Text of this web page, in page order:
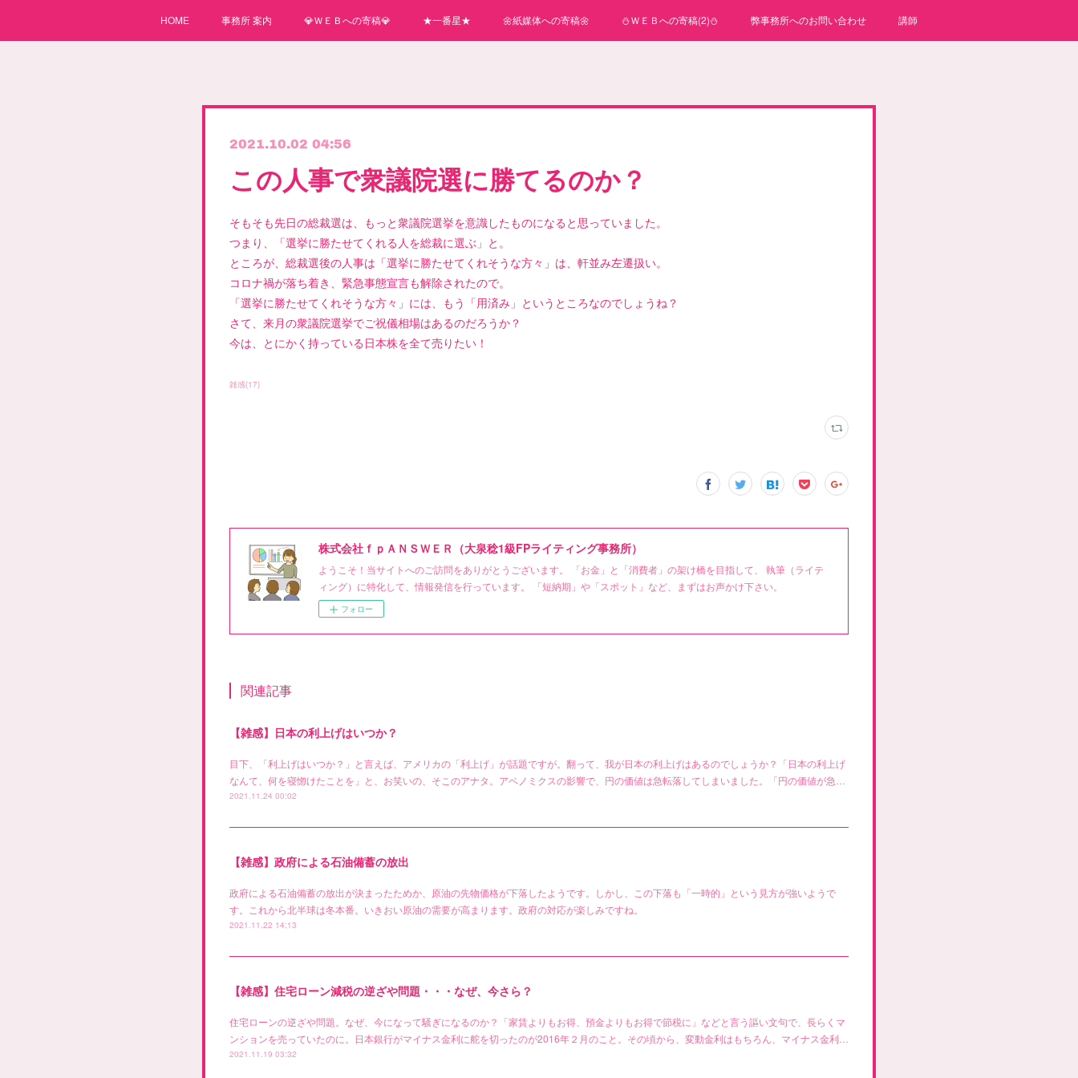
HOME 事務所 案内 💎ＷＥＢへの寄稿💎 ★一番星★ 🌼紙媒体への寄稿🌼 ⛄ＷＥＢへの寄稿(2)⛄ 弊事務所へのお問い合わせ 講師
2021.10.02 04:56
この人事で衆議院選に勝てるのか？
そもそも先日の総裁選は、もっと衆議院選挙を意識したものになると思っていました。
つまり、「選挙に勝たせてくれる人を総裁に選ぶ」と。
ところが、総裁選後の人事は「選挙に勝たせてくれそうな方々」は、軒並み左遷扱い。
コロナ禍が落ち着き、緊急事態宣言も解除されたので。
「選挙に勝たせてくれそうな方々」には、もう「用済み」というところなのでしょうね？
さて、来月の衆議院選挙でご祝儀相場はあるのだろうか？
今は、とにかく持っている日本株を全て売りたい！
雑感(17)
株式会社ｆｐＡＮＳＷＥＲ（大泉稔1級FPライティング事務所）
ようこそ！当サイトへのご訪問をありがとうございます。 「お金」と「消費者」の架け橋を目指して、 執筆（ライテ
ィング）に特化して、情報発信を行っています。 「短納期」や「スポット」など、まずはお声かけ下さい。
フォロー
関連記事
【雑感】日本の利上げはいつか？
目下、「利上げはいつか？」と言えば、アメリカの「利上げ」が話題ですが。翻って、我が日本の利上げはあるのでしょうか？「日本の利上げ
なんて、何を寝惚けたことを」と、お笑いの、そこのアナタ。アベノミクスの影響で、円の価値は急転落してしまいました。「円の価値が急…
2021.11.24 00:02
【雑感】政府による石油備蓄の放出
政府による石油備蓄の放出が決まったためか、原油の先物価格が下落したようです。しかし、この下落も「一時的」という見方が強いようで
す。これから北半球は冬本番。いきおい原油の需要が高まります。政府の対応が楽しみですね。
2021.11.22 14:13
【雑感】住宅ローン減税の逆ざや問題・・・なぜ、今さら？
住宅ローンの逆ざや問題。なぜ、今になって騒ぎになるのか？「家賃よりもお得、預金よりもお得で節税に」などと言う謳い文句で、長らくマ
ンションを売っていたのに。日本銀行がマイナス金利に舵を切ったのが2016年２月のこと。その頃から、変動金利はもちろん、マイナス金利…
2021.11.19 03:32